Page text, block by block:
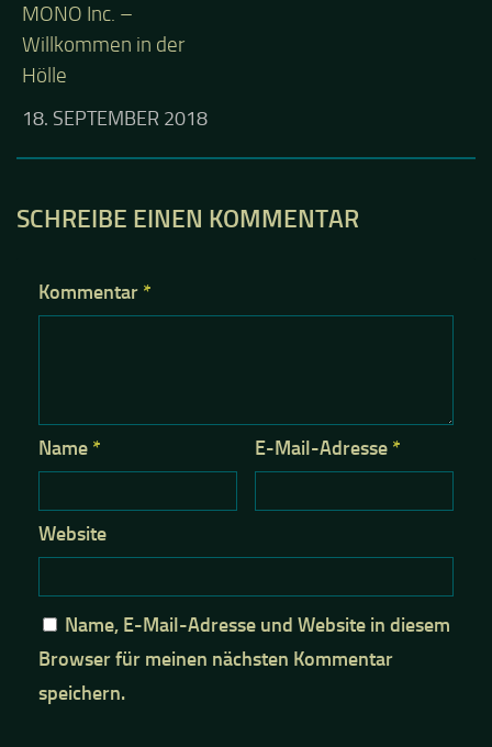
MONO Inc. –
Willkommen in der
Hölle
18. SEPTEMBER 2018
SCHREIBE EINEN KOMMENTAR
Kommentar *
Name * E-Mail-Adresse *
Website
Name, E-Mail-Adresse und Website in diesem
Browser für meinen nächsten Kommentar
speichern.